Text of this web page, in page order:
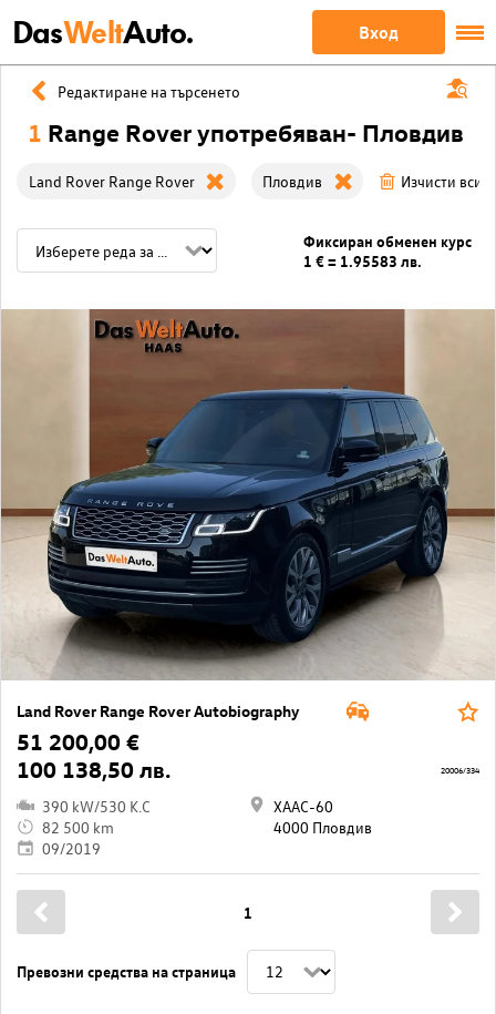
DasWeltAuto. Вход
Редактиране на търсенето
1 Range Rover употребяван- Пловдив
Land Rover Range Rover Пловдив Изчисти
Фиксиран обменен курс
1 € = 1.95583 лв.
Land Rover Range Rover Autobiography
51 200,00 €
100 138,50 лв.
390 kW/530 K.C
82 500 km
09/2019
ХААС-60
4000 Пловдив
20006/334
Превозни средства на страница
1